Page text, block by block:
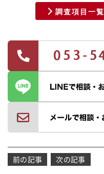
調査項目一覧
投
前の記事 次の記事